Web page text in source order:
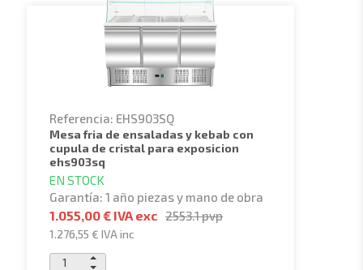
Referencia: EHS903SQ
mesa fria de ensaladas y kebab con
cupula de cristal para exposicion
ehs903sq
EN STOCK
Garantía: 1 año piezas y mano de obra
1.055,00 € IVA exc 2553.1pvp
1.276,55 €IVA inc